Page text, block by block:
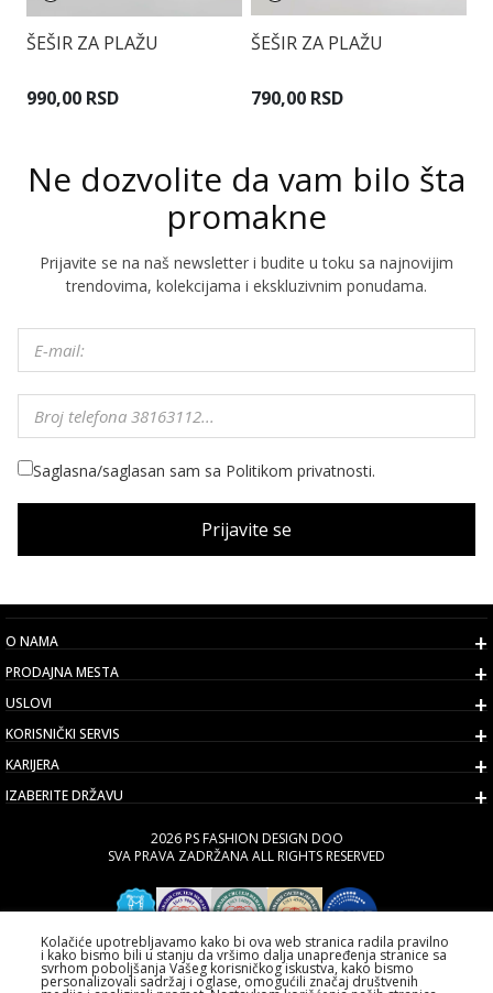
ŠEŠIR ZA PLAŽU
990,00 RSD
ŠEŠIR ZA PLAŽU
790,00 RSD
Ne dozvolite da vam bilo šta
promakne
Prijavite se na naš newsletter i budite u toku sa najnovijim
trendovima, kolekcijama i ekskluzivnim ponudama.
Saglasna/saglasan sam sa Politikom privatnosti.
Prijavite se
O NAMA
PRODAJNA MESTA
USLOVI
KORISNIČKI SERVIS
KARIJERA
IZABERITE DRŽAVU
2026 PS FASHION DESIGN DOO
SVA PRAVA ZADRŽANA ALL RIGHTS RESERVED
Kolačiće upotrebljavamo kako bi ova web stranica radila pravilno
i kako bismo bili u stanju da vršimo dalja unapređenja stranice sa
svrhom poboljšanja Vašeg korisničkog iskustva, kako bismo
personalizovali sadržaj i oglase, omogućili značaj društvenih